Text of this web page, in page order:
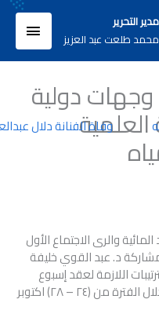
مدير التحرير
محمد طلعت عبد العزيز
وفاة الفنانة دلال
دولية
العلمية
والرى الاجتماع الأول
د. عبد القوي خليفة
اللازمة لعقد إسبوع
القاهرة الرابع للمياه والمزمع عقده خلال الفترة من (٢٤ – ٢٨) اكتوبر